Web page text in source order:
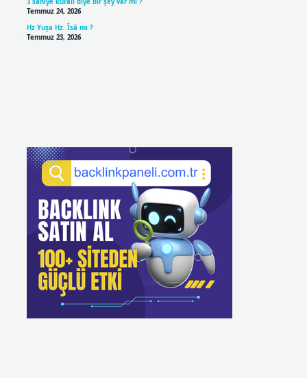
Temmuz 24, 2026
Hz Yuşa Hz. Îsâ mı ?
Temmuz 23, 2026